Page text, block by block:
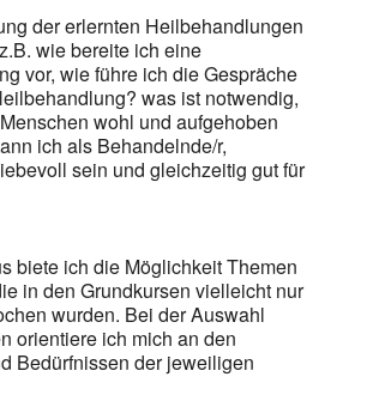
der erlernten Heilbehandlungen
wie bereite ich eine
vor, wie führe ich die Gespräche
was ist notwendig,
wohl und aufgehoben
ich als Behandelnde/r,
sein und gleichzeitig gut für
biete ich die Möglichkeit Themen
in den Grundkursen vielleicht nur
wurden. Bei der Auswahl
orientiere ich mich an den
Bedürfnissen der jeweiligen